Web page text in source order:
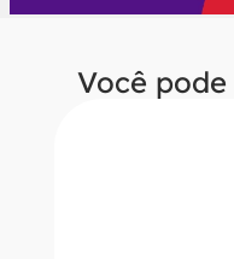
Você pode